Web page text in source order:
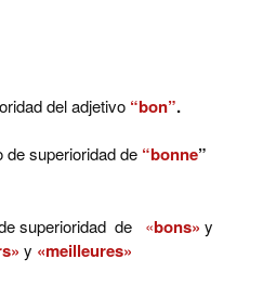
del adjetivo “bon”.
de superioridad de “bonne”
superioridad de «bons» y
y «meilleures»